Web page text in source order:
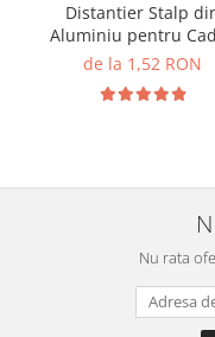
Distantier Stalp
Aluminiu pentru
Gard
de la 1,52 RON
Nu rata